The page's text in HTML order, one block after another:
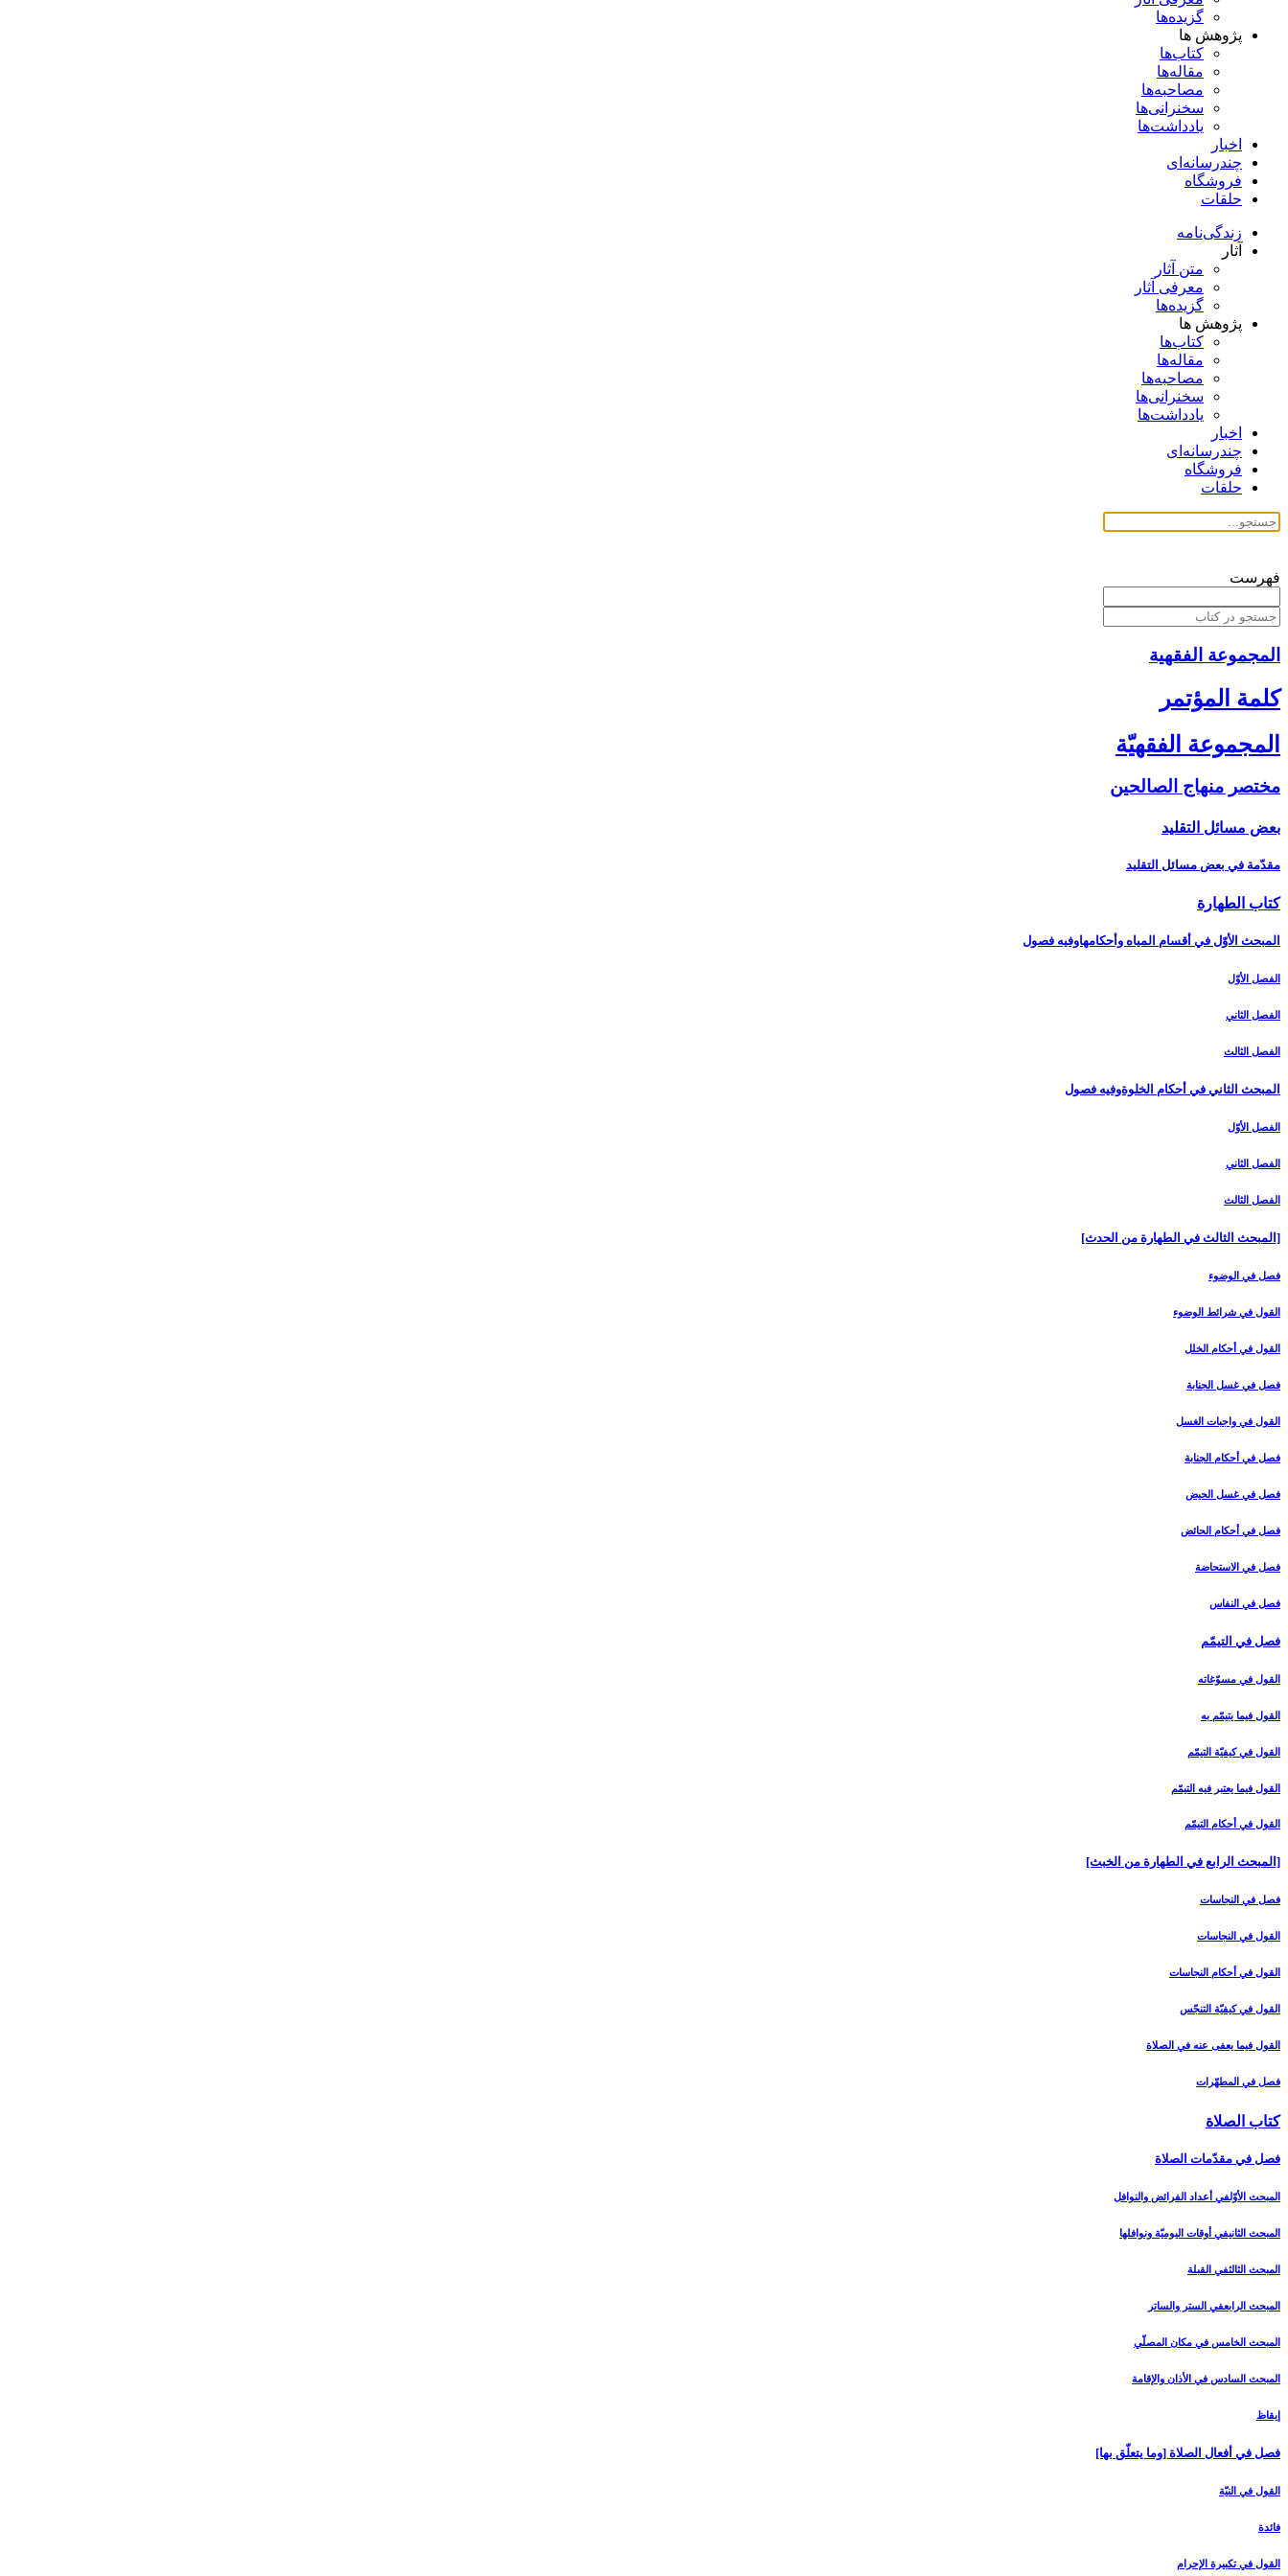
گزیده‌ها
پژوهش ها
کتاب‌ها
مقاله‌ها
مصاحبه‌ها
سخنرانی‌ها
یادداشت‌ها
اخبار
چندرسانه‌ای
فروشگاه
حلقات
زندگی‌نامه
آثار
متن آثار
معرفی آثار
گزیده‌ها
پژوهش ها
کتاب‌ها
مقاله‌ها
مصاحبه‌ها
سخنرانی‌ها
یادداشت‌ها
اخبار
چندرسانه‌ای
فروشگاه
حلقات
فهرست
المجموعة الفقهیة
كلمة المؤتمر
المجموعة الفقهيّة
مختصر منهاج الصالحين‏
بعض مسائل التقليد
مقدّمة في بعض مسائل التقليد
كتاب الطهارة
المبحث الأوّل في أقسام المياه وأحكامهاوفيه فصول‏
الفصل الأوّل‏
الفصل الثاني‏
الفصل الثالث‏
المبحث الثاني في أحكام الخلوةوفيه فصول
الفصل الأوّل‏
الفصل الثاني‏
الفصل الثالث‏
[المبحث الثالث في الطهارة من الحدث‏]
فصل في الوضوء
القول في شرائط الوضوء
القول في أحكام الخلل‏
فصل في غسل الجنابة
القول في واجبات الغسل‏
فصل في أحكام الجنابة
فصل في غسل الحيض‏
فصل في أحكام الحائض‏
فصل في الاستحاضة
فصل في النفاس‏
فصل في التيمّم‏
القول في مسوّغاته‏
القول فيما يتيمّم به‏
القول في كيفيّة التيمّم‏
القول فيما يعتبر فيه التيمّم‏
القول في أحكام التيمّم‏
[المبحث الرابع في الطهارة من الخبث‏]
فصل في النجاسات‏
القول في النجاسات‏
القول في أحكام النجاسات‏
القول في كيفيّة التنجّس‏
القول فيما يعفى عنه في الصلاة
فصل في المطهّرات‏
كتاب الصلاة
فصل في مقدّمات الصلاة
المبحث الأوّل‏في أعداد الفرائض والنوافل‏
المبحث الثاني‏في أوقات اليوميّة ونوافلها
المبحث الثالث‏في القبلة
المبحث الرابع‏في الستر والساتر
المبحث الخامس ‏في مكان المصلّي‏
المبحث السادس‏ في الأذان والإقامة
إيقاظ
فصل في أفعال الصلاة [وما يتعلّق بها]
القول في النيّة
فائدة
القول في تكبيرة الإحرام‏